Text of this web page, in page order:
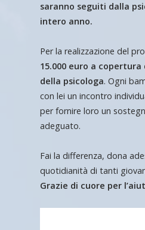
saranno seguiti dalla
intero anno.
Per la realizzazione del
15.000 euro a
della psicologa. Ogni
con lei un incontro
per fornire loro un
adeguato.
Fai la differenza, dona
quotidianità di tanti
Grazie di cuore per